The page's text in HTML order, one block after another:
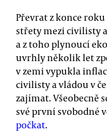
Převrat z konce
střety mezi civilisty
a z toho plynoucí
uvrhly několik let
v zemi vypukla
civilisty a vládou v
zajímat. Všeobecně
své první svobodné
počkat.